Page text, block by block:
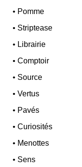
• Pomme
• Striptease
• Librairie
•Comptoir
• Source
•Vertus
• Pavés
•Curiosités
• Menottes
• Sens